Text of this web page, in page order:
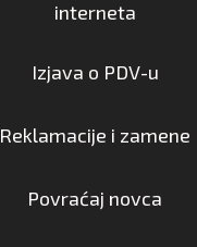
interneta
Izjava o PDV-u
Reklamacije i zamene
Povraćaj novca